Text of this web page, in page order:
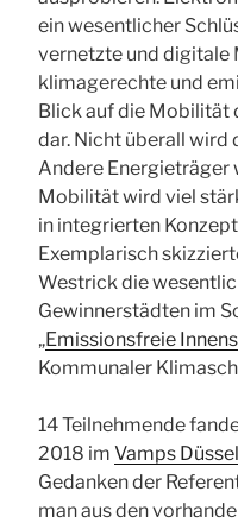
ein wesentlicher
vernetzte und digitale
klimagerechte und
Blick auf die Mobilität
dar. Nicht überall wird
Andere Energieträger
Mobilität wird viel
in integrierten
Exemplarisch
Westrick die
Gewinnerstädten im
„Emissionsfreie
Kommunaler
14 Teilnehmende
2018 im Vamps
Gedanken der
man aus den